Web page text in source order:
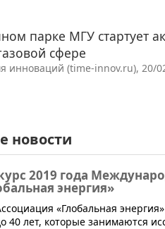
парке МГУ стартует
сфере
инноваций (time-innov.ru), 20/
новости
2019 года
энергия»
«Глобальная
40 лет, которые занимаются